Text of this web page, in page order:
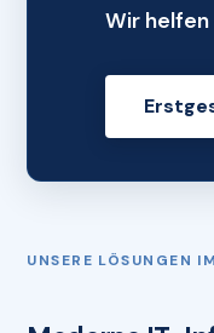
Wir
UNSERE LÖSUNGEN